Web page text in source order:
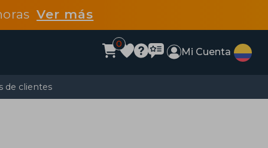
Ver más
0
Mi Cuenta
de clientes